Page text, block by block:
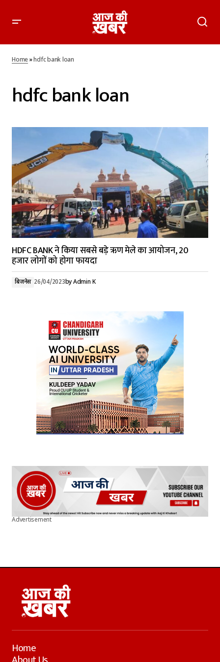
Home»hdfc bank loan
hdfc bank loan
HDFC BANK ने किया सबसे बड़े ऋण मेले का आयोजन, 20
हजार लोगों को होगा फायदा
बिजनेस 26/04/2023byAdmin K
Advertisement
Home